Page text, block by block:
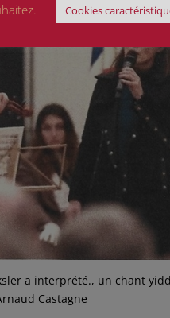
a interprété., un chant
Castagne
Cookies